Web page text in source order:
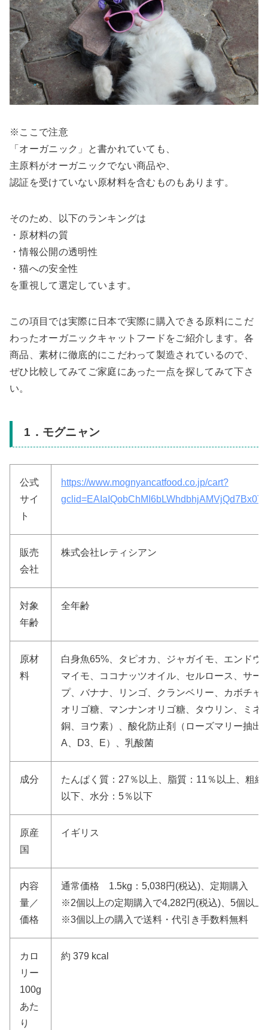
※ここで注意
「オーガニック」と書かれていても、
主原料がオーガニックでない商品や、
認証を受けていない原材料を含むものもあります。
そのため、以下のランキングは
・原材料の質
・情報公開の透明性
・猫への安全性
を重視して選定しています。
この項目では実際に日本で実際に購入できる原料にこだ
わったオーガニックキャットフードをご紹介します。各
商品、素材に徹底的にこだわって製造されているので、
ぜひ比較してみてご家庭にあった一点を探してみて下さ
い。
1．モグニャン
公式
サイ
ト
https://www.mognyancatfood.co.jp/cart?
販売
会社
株式会社レティシアン
対象
年齢
全年齢
原材
料
白身魚65%、タピオカ、ジャガイモ、エンドウ
マイモ、ココナッツオイル、セルロース、サー
プ、バナナ、リンゴ、クランベリー、カボチャ
オリゴ糖、マンナンオリゴ糖、タウリン、ミネ
銅、ヨウ素）、酸化防止剤（ローズマリー抽出
A、D3、E）、乳酸菌
成分
たんぱく質：27％以上、脂質：11％以上、粗
以下、水分：5％以下
原産
国
イギリス
内容
量／
価格
通常価格 1.5kg：5,038円(税込)、定期購入
※2個以上の定期購入で4,282円(税込)、5個以上
※3個以上の購入で送料・代引き手数料無料
カロ
リー
100g
あた
り
約 379 kcal